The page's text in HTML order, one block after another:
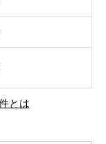
とは